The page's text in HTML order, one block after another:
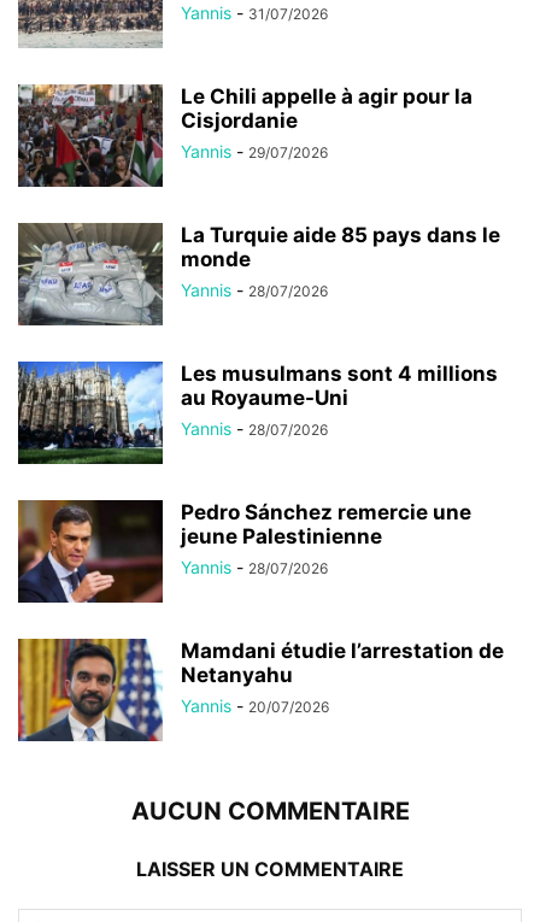
Yannis - 31/07/2026
Le Chili appelle à agir pour la
Cisjordanie
Yannis - 29/07/2026
La Turquie aide 85 pays dans le
monde
Yannis - 28/07/2026
Les musulmans sont 4 millions
au Royaume-Uni
Yannis - 28/07/2026
Pedro Sánchez remercie une
jeune Palestinienne
Yannis - 28/07/2026
Mamdani étudie l’arrestation de
Netanyahu
Yannis - 20/07/2026
AUCUN COMMENTAIRE
LAISSER UN COMMENTAIRE